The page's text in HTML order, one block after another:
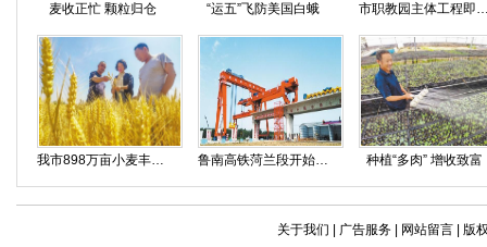
麦收正忙 颗粒归仓 “运五”飞防美国白蛾 市职教园主体工
我市898万亩小麦丰收在即 鲁南高铁菏兰段开始架梁施工 种植“多肉” 增收致富
关于我们 广告服务| 网站留言| 版